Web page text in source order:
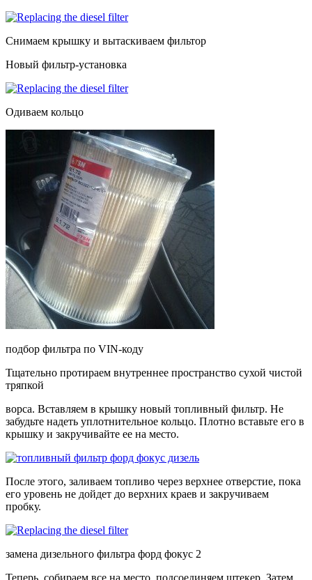
Снимаем крышку и вытаскиваем фильтор
Новый фильтр-установка
Одиваем кольцо
подбор фильтра по VIN-коду
Тщательно протираем внутреннее пространство сухой чистой
тряпкой
ворса. Вставляем в крышку новый топливный фильтр. Не
забудьте надеть уплотнительное кольцо. Плотно вставьте его в
крышку и закручивайте ее на место.
После этого, заливаем топливо через верхнее отверстие, пока
его уровень не дойдет до верхних краев и закручиваем
пробку.
замена дизельного фильтра форд фокус 2
Теперь, собираем все на место, подсоединяем штекер. Затем,